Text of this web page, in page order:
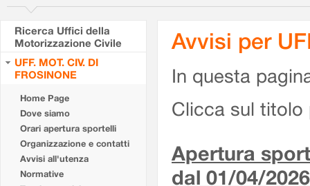
Ricerca Uffici della
Motorizzazione Civile
UFF. MOT. CIV. DI
FROSINONE
Home Page
Dove siamo
Orari apertura sportelli
Organizzazione e contatti
Avvisi all'utenza
Normative
Avvisi per
In questa
Clicca sul titolo
Apertura
dal 01/04/2026